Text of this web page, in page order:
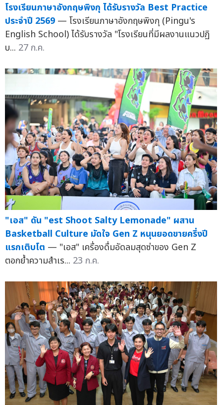
โรงเรียนภาษาอังกฤษพิงกุ ได้รับรางวัล Best Practice
ประจำปี 2569 — โรงเรียนภาษาอังกฤษพิงกุ (Pingu's
English School) ได้รับรางวัล "โรงเรียนที่มีผลงานแนวปฏิ
บ... 27 ก.ค.
"เอส" ดัน "est Shoot Salty Lemonade" ผสาน
Basketball Culture มัดใจ Gen Z หนุนยอดขายครึ่งปี
แรกเติบโต — "เอส" เครื่องดื่มอัดลมสุดซ่าของ Gen Z
ตอกย้ำความสำเร... 23 ก.ค.